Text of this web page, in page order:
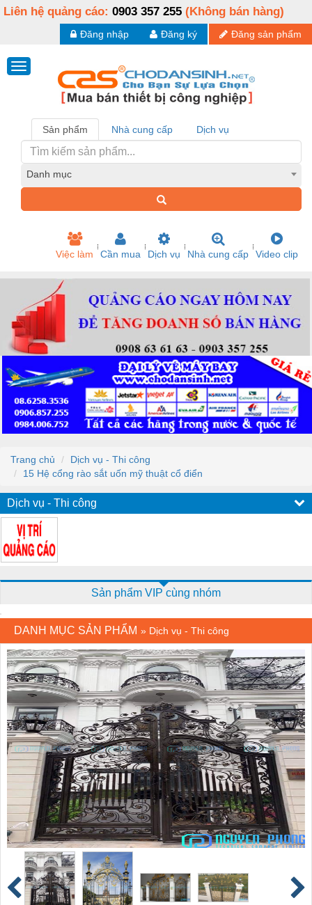
Liên hệ quảng cáo: 0903 357 255 (Không bán hàng)
Đăng sản phẩm
Đăng ký
Đăng nhập
Sản phẩm Nhà cung cấp Dịch vụ
Danh mục
Việc làm Cần mua Dịch vụ Nhà cung cấp Video clip
Trang chủ
Dịch vụ - Thi công
15 Hệ cổng rào sắt uốn mỹ thuật cổ điển
Dịch vụ - Thi công
Sản phẩm VIP cùng nhóm
DANH MỤC SẢN PHẨM » Dịch vụ - Thi công